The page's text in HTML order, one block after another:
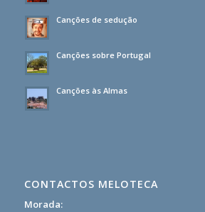
Canções de sedução
Canções sobre Portugal
Canções às Almas
CONTACTOS MELOTECA
Morada: